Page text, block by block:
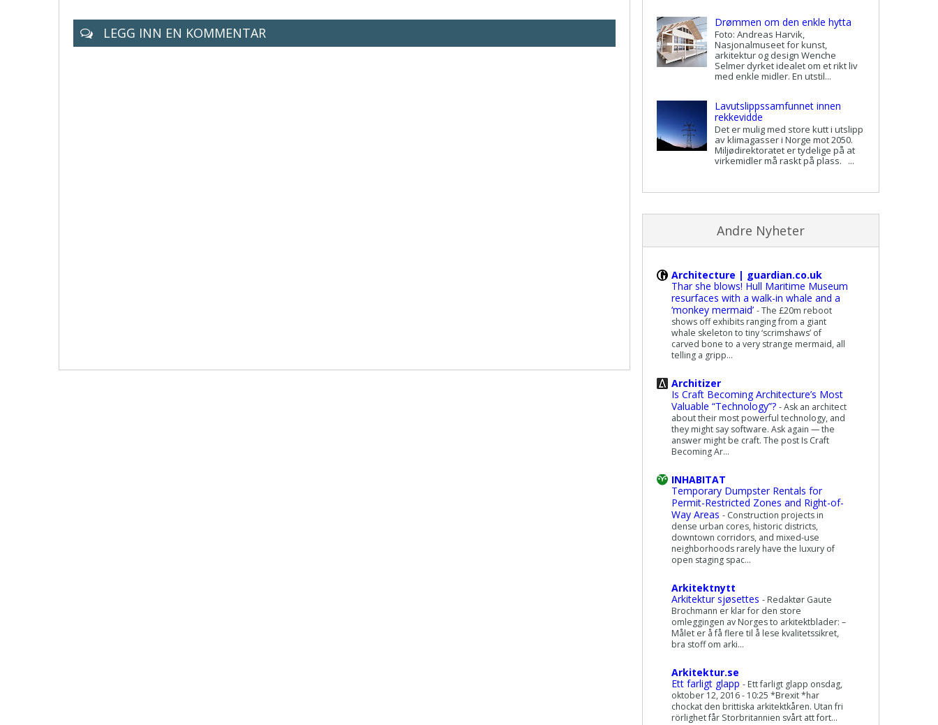
LEGG INN EN KOMMENTAR
Drømmen om den enkle hytta
Foto: Andreas Harvik,
Nasjonalmuseet for kunst,
arkitektur og design Wenche
Selmer dyrket idealet om et rikt liv
med enkle midler. En utstil...
Lavutslippssamfunnet innen
rekkevidde
Det er mulig med store kutt i utslipp
av klimagasser i Norge mot 2050.
Miljødirektoratet er tydelige på at
virkemidler må raskt på plass. ...
Andre Nyheter
Architecture | guardian.co.uk
Thar she blows! Hull Maritime Museum
resurfaces with a walk-in whale and a
‘monkey mermaid’ -The £20m reboot
shows off exhibits ranging from a giant
whale skeleton to tiny ‘scrimshaws’ of
carved bone to a very strange mermaid, all
telling a gripp...
Architizer
Is Craft Becoming Architecture’s Most
Valuable “Technology”? -Ask an architect
about their most powerful technology, and
they might say software. Ask again — the
answer might be craft. The post Is Craft
Becoming Ar...
INHABITAT
Temporary Dumpster Rentals for
Permit-Restricted Zones and Right-of-
Way Areas - Construction projects in
dense urban cores, historic districts,
downtown corridors, and mixed-use
neighborhoods rarely have the luxury of
open staging spac...
Arkitektnytt
Arkitektur sjøsettes - Redaktør Gaute
Brochmann er klar for den store
omleggingen av Norges to arkitektblader: –
Målet er å få flere til å lese kvalitetssikret,
bra stoff om arki...
Arkitektur.se
Ett farligt glapp - Ett farligt glapp onsdag,
oktober 12, 2016 - 10:25 *Brexit *har
chockat den brittiska arkitektkåren. Utan fri
rörlighet får Storbritannien svårt att fort...